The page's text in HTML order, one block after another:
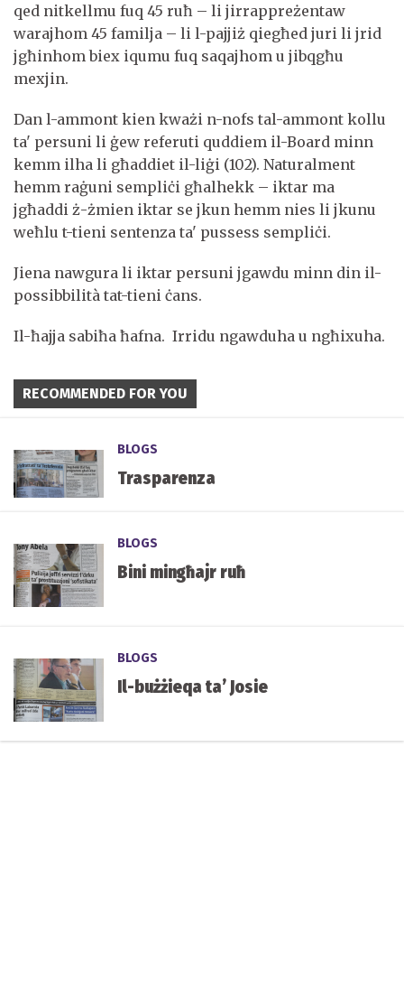
qed nitkellmu fuq 45 ruħ – li jirrappreżentaw
warajhom 45 familja – li l-pajjiż qiegħed juri li jrid
jgħinhom biex iqumu fuq saqajhom u jibqgħu
mexjin.
Dan l-ammont kien kważi n-nofs tal-ammont kollu
ta' persuni li ġew referuti quddiem il-Board minn
kemm ilha li għaddiet il-liġi (102). Naturalment
hemm raġuni sempliċi għalhekk – iktar ma
jgħaddi ż-żmien iktar se jkun hemm nies li jkunu
weħlu t-tieni sentenza ta' pussess sempliċi.
Jiena nawgura li iktar persuni jgawdu minn din il-
possibbilità tat-tieni ċans.
Il-ħajja sabiħa ħafna. Irridu ngawduha u ngħixuha.
RECOMMENDED FOR YOU
BLOGS
Trasparenza
BLOGS
Bini mingħajr ruħ
BLOGS
Il-bużżieqa ta’ Josie